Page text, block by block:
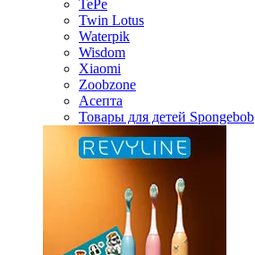
TePe
Twin Lotus
Waterpik
Wisdom
Xiaomi
Zoobzone
Асепта
Товары для детей Spongebob